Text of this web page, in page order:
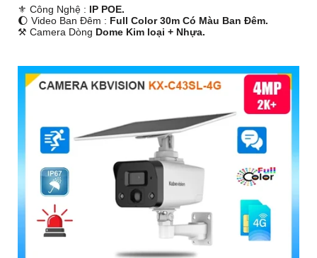
⚜️ Công Nghệ : IP POE.
🌔 Video Ban Đêm : Full Color 30m Có Màu Ban Ðêm.
⚒ Camera Dòng Dome Kim loại + Nhựa.